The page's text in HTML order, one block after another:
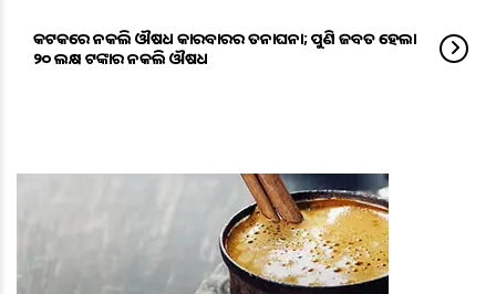
କଟକରେ ନକଲି ଔଷଧ କାରବାରର ତନାଘନା; ପୁଣି ଜବତ ହେଲା
୨୦ ଲକ୍ଷ ଟଙ୍କାର ନକଲି ଔଷଧ